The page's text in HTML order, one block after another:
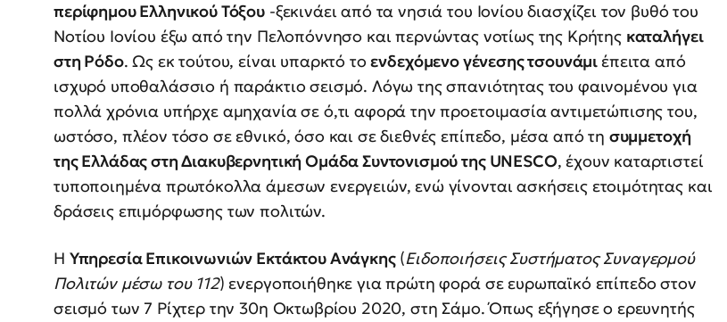
περίφημου Ελληνικού Τόξου -ξεκινάει από τα νησιά του Ιονίου διασχίζει τον βυθό του
Νοτίου Ιονίου έξω από την Πελοπόννησο και περνώντας νοτίως της Κρήτης καταλήγει
στη Ρόδο. Ως εκ τούτου, είναι υπαρκτό τοενδεχόμενο γένεσης τσουνάμιέπειτα από
ισχυρό υποθαλάσσιο ή παράκτιο σεισμό. Λόγω της σπανιότητας του φαινομένου για
πολλά χρόνια υπήρχε αμηχανία σε ό,τι αφορά την προετοιμασία αντιμετώπισης του,
ωστόσο, πλέον τόσο σε εθνικό, όσο και σε διεθνές επίπεδο, μέσα από τη συμμετοχή
της Ελλάδας στη Διακυβερνητική Ομάδα Συντονισμού της UNESCO, έχουν καταρτιστεί
τυποποιημένα πρωτόκολλα άμεσων ενεργειών, ενώ γίνονται ασκήσεις ετοιμότητας και
δράσεις επιμόρφωσης των πολιτών.
Η Υπηρεσία Επικοινωνιών Εκτάκτου Ανάγκης(Ειδοποιήσεις Συστήματος Συναγερμού
Πολιτών μέσω του 112) ενεργοποιήθηκε για πρώτη φορά σε ευρωπαϊκό επίπεδο στον
σεισμό των 7 Ρίχτερ την 30η Οκτωβρίου 2020, στη Σάμο. Όπως εξήγησε ο ερευνητής